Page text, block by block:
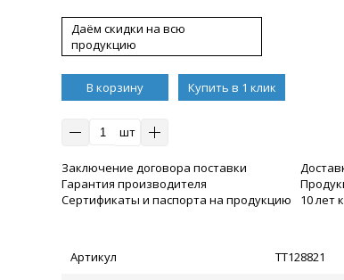
Даём скидки на всю
продукцию
В корзину Купить в 1 клик
шт
Заключение договора поставки
Гарантия производителя
Сертификаты и паспорта на продукцию
10 лет
Артикул ТТ128821